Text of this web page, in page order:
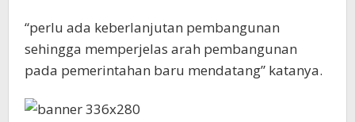
“perlu ada keberlanjutan pembangunan
sehingga memperjelas arah pembangunan
pada pemerintahan baru mendatang” katanya.